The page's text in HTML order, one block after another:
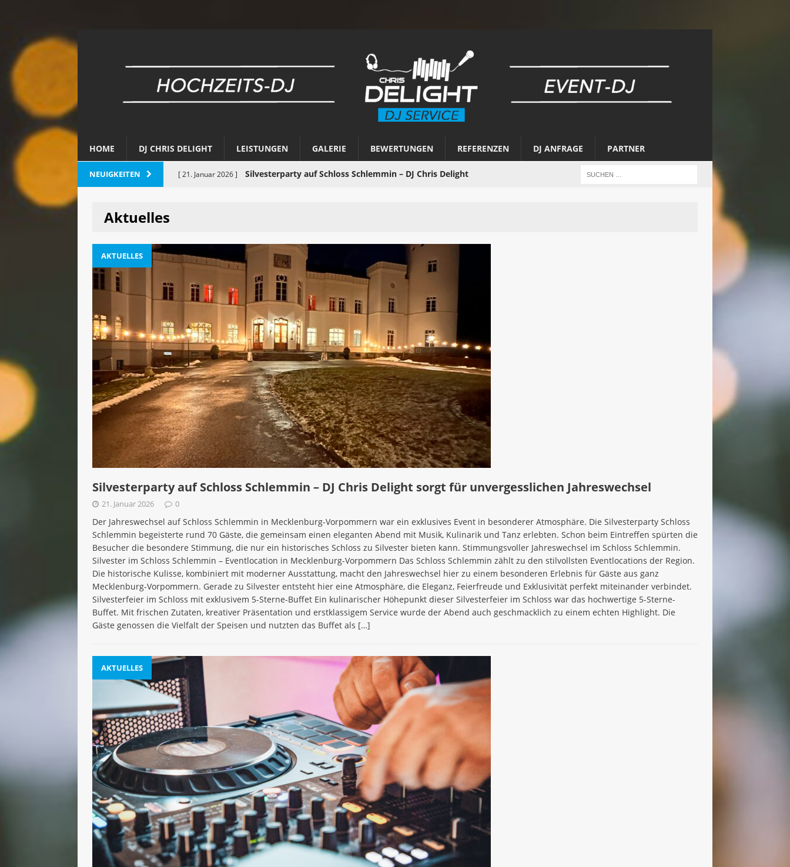
HOME DJ CHRIS DELIGHT LEISTUNGEN GALERIE BEWERTUNGEN REFERENZEN DJ ANFRAGE PARTNER
NEUIGKEITEN [ 6. November 2025 ] DJ Jahresrückblick 2025 – Musik, Emotionen &
60 Jahre – 60 Gäste – 1 unvergessliche Party! RAMPENLICHT
[ 22. April 2025 ] Unvergessliche Oster-Nacht mit DJ Chris Delight
[ 23. März 2025 ] Karneval 2025 AKTUELLES
[ 25. November 2024 ] Jahresendspurt
[ 13. August 2024 ] Review Pfingstfest Hiddensee 2024 RAMPENLICHT
[ 13. August 2024 ] Review Horster Woche 2024 EVENTS
[ 13. August 2024 ] Mit der Liebe zur Musik AKTUELLES
[ 21. Januar 2026 ] Silvesterparty auf Schloss Schlemmin – DJ Chris Delight
sorgt für unvergesslichen Jahreswechsel AKTUELLES
Aktuelles
AKTUELLES
Silvesterparty auf Schloss Schlemmin – DJ Chris Delight sorgt für unvergesslichen Jahreswechsel
21. Januar 2026 0
Der Jahreswechsel auf Schloss Schlemmin in Mecklenburg-Vorpommern war ein exklusives Event in besonderer Atmosphäre. Die Silvesterparty Schloss
Schlemmin begeisterte rund 70 Gäste, die gemeinsam einen eleganten Abend mit Musik, Kulinarik und Tanz erlebten. Schon beim Eintreffen spürten die
Besucher die besondere Stimmung, die nur ein historisches Schloss zu Silvester bieten kann. Stimmungsvoller Jahreswechsel im Schloss Schlemmin.
Silvester im Schloss Schlemmin – Eventlocation in Mecklenburg-Vorpommern Das Schloss Schlemmin zählt zu den stilvollsten Eventlocations der Region.
Die historische Kulisse, kombiniert mit moderner Ausstattung, macht den Jahreswechsel hier zu einem besonderen Erlebnis für Gäste aus ganz
Mecklenburg-Vorpommern. Gerade zu Silvester entsteht hier eine Atmosphäre, die Eleganz, Feierfreude und Exklusivität perfekt miteinander verbindet.
Silvesterfeier im Schloss mit exklusivem 5-Sterne-Buffet Ein kulinarischer Höhepunkt dieser Silvesterfeier im Schloss war das hochwertige 5-Sterne-
Buffet. Mit frischen Zutaten, kreativer Präsentation und erstklassigem Service wurde der Abend auch geschmacklich zu einem echten Highlight. Die
Gäste genossen die Vielfalt der Speisen und nutzten das Buffet als […]
AKTUELLES